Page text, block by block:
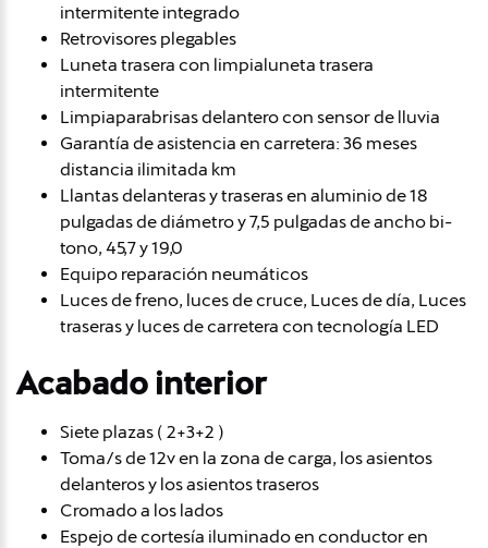
intermitente integrado
Retrovisores plegables
Luneta trasera con limpialuneta trasera
intermitente
Limpiaparabrisas delantero con sensor de lluvia
Garantía de asistencia en carretera: 36 meses
distancia ilimitada km
Llantas delanteras y traseras en aluminio de 18
pulgadas de diámetro y 7,5 pulgadas de ancho bi-
tono, 45,7 y 19,0
Equipo reparación neumáticos
Luces de freno, luces de cruce, Luces de día, Luces
traseras y luces de carretera con tecnología LED
Acabado interior
Siete plazas ( 2+3+2 )
Toma/s de 12v en la zona de carga, los asientos
delanteros y los asientos traseros
Cromado a los lados
Espejo de cortesía iluminado en conductor en